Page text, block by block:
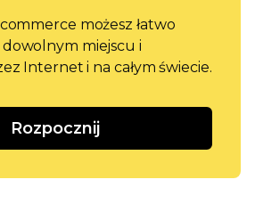
możesz łatwo
miejscu i
Internet i na całym świecie.
Rozpocznij